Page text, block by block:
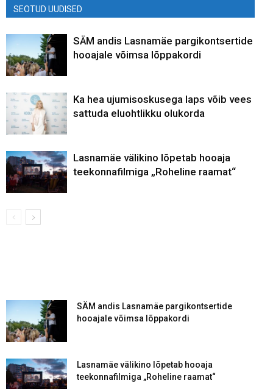
SEOTUD UUDISED
SÄM andis Lasnamäe pargikontsertide
hooajale võimsa lõppakordi
Ka hea ujumisoskusega laps võib vees
sattuda eluohtlikku olukorda
Lasnamäe välikino lõpetab hooaja
teekonnafilmiga „Roheline raamat“
SÄM andis Lasnamäe pargikontsertide
hooajale võimsa lõppakordi
Lasnamäe välikino lõpetab hooaja
teekonnafilmiga „Roheline raamat“